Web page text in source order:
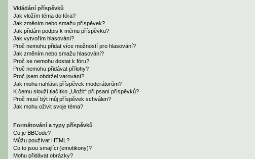
Vkládání příspěvků
Jak vložím téma do fóra?
Jak změním nebo smažu příspěvek?
Jak přidám podpis k mému příspěvku?
Jak vytvořím hlasování?
Proč nemohu přidat více možností pro hlasování?
Jak změním nebo smažu hlasování?
Proč se nemohu dostat k fóru?
Proč nemohu přidávat přílohy?
Proč jsem obdržel varování?
Jak mohu nahlásit příspěvek moderátorům?
K čemu slouží tlačítko „Uložit“ při psaní příspěvků?
Proč musí být můj příspěvek schválen?
Jak mohu oživit svoje téma?
Formátování a typy příspěvků
Co je BBCode?
Můžu používat HTML?
Co to jsou smajlíci (emotikony)?
Mohu přidávat obrázky?